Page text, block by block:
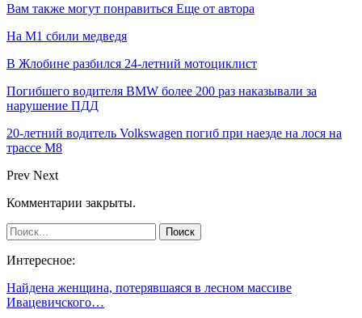
Вам также могут понравиться Еще от автора
На М1 сбили медведя
В Жлобине разбился 24-летний мотоциклист
Погибшего водителя BMW более 200 раз наказывали за
нарушение ПДД
20-летний водитель Volkswagen погиб при наезде на лося на
трассе М8
Prev Next
Комментарии закрыты.
Интересное:
Найдена женщина, потерявшаяся в лесном массиве
Ивацевичского…